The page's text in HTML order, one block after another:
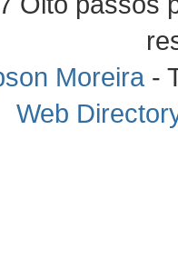
Moreira -
Web